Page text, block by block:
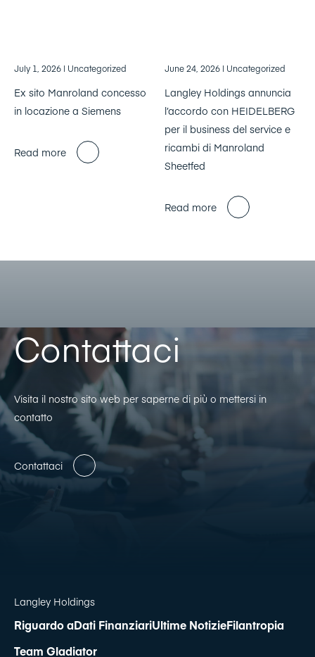
July 1, 2026 | Uncategorized
Ex sito Manroland concesso
in locazione a Siemens
Read more
June 24, 2026 | Uncategorized
Langley Holdings annuncia
l’accordo con HEIDELBERG
per il business del service e
ricambi di Manroland
Sheetfed
Read more
Contattaci
Visita il nostro sito web per saperne di più o mettersi in
contatto
Contattaci
Langley Holdings
Riguardo aDati FinanziariUltime NotizieFilantropia
Team Gladiator